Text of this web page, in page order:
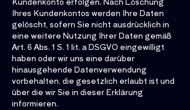
Ihres Kundenkontos werden Ihre Daten
gelöscht, sofern Sie nicht ausdrücklich in
eine weitere Nutzung Ihrer Daten gemäß
Art. 6 Abs. 1 S. 1 lit. a DSGVO eingewilligt
haben oder wir uns eine darüber
hinausgehende Datenverwendung
vorbehalten, die gesetzlich erlaubt ist und
über die wir Sie in dieser Erklärung
informieren.